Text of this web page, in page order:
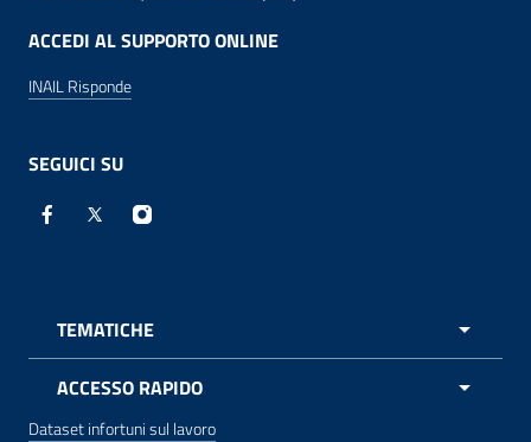
ACCEDI AL SUPPORTO ONLINE
INAIL Risponde
SEGUICI SU
Facebook - Sito esterno - apre una nuova finestra
X - Sito esterno - apre una nuova finestra
Instagram - Sito esterno - apre una
TEMATICHE
ACCESSO RAPIDO
Dataset infortuni sul lavoro